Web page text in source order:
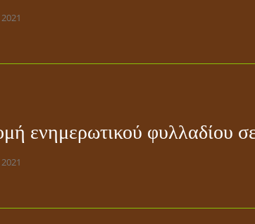
ενημερωτικού φυλλαδίου